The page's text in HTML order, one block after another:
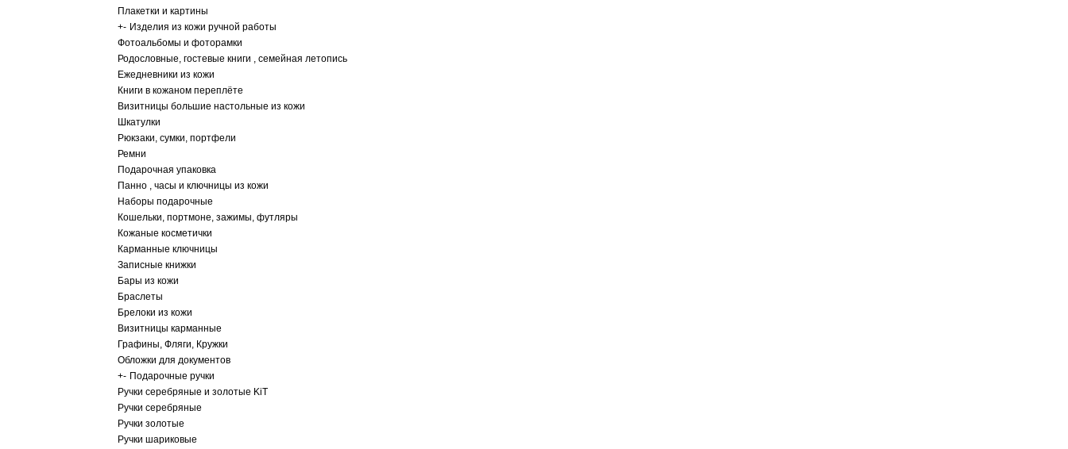
Плакетки и картины
+- Изделия из кожи ручной работы
Фотоальбомы и фоторамки
Родословные, гостевые книги , семейная летопись
Ежедневники из кожи
Книги в кожаном переплёте
Визитницы большие настольные из кожи
Шкатулки
Рюкзаки, сумки, портфели
Ремни
Подарочная упаковка
Панно , часы и ключницы из кожи
Наборы подарочные
Кошельки, портмоне, зажимы, футляры
Кожаные косметички
Карманные ключницы
Записные книжки
Бары из кожи
Браслеты
Брелоки из кожи
Визитницы карманные
Графины, Фляги, Кружки
Обложки для документов
+- Подарочные ручки
Ручки серебряные и золотые KiT
Ручки серебряные
Ручки золотые
Ручки шариковые